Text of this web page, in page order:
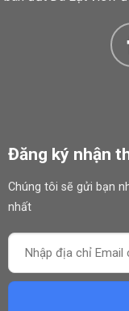
Đăng ký nhận
Chúng tôi sẽ gửi bạn
nhất